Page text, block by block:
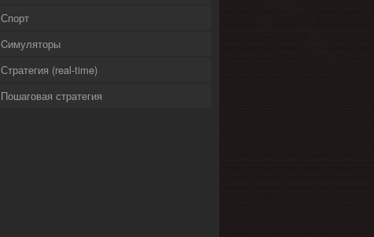
Спорт
Cимуляторы
Стратегия (real-time)
Пошаговая стратегия